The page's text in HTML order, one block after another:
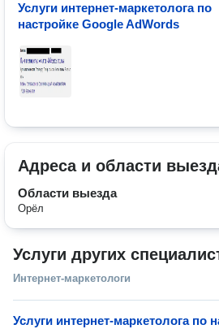
Услуги интернет-маркетолога по
настройке Google AdWords
Адреса и области
Области выезда
Орёл
Услуги других
Интернет-маркетологи
Услуги интернет-маркетолога по